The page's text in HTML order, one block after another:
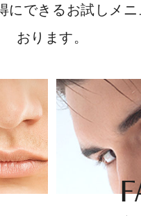
にできるお試しメ
おります。